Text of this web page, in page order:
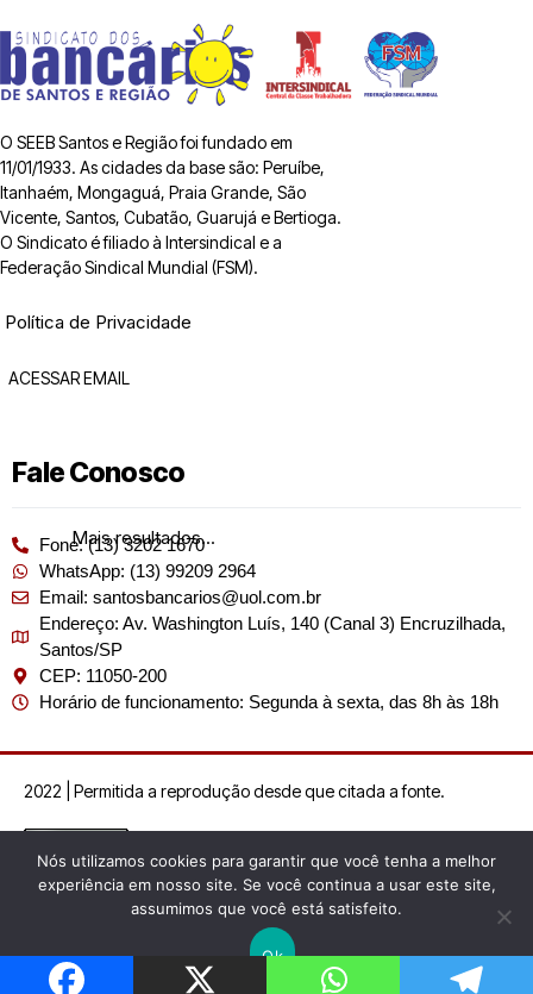
Mais resultados...
O SEEB Santos e Região foi fundado em
11/01/1933. As cidades da base são: Peruíbe,
Itanhaém, Mongaguá, Praia Grande, São
Vicente, Santos, Cubatão, Guarujá e Bertioga.
O Sindicato é filiado à Intersindical e a
Federação Sindical Mundial (FSM).
Política de Privacidade
ACESSAR EMAIL
Fale Conosco
Fone: (13) 3202 1670
WhatsApp: (13) 99209 2964
Email: santosbancarios@uol.com.br
Endereço: Av. Washington Luís, 140 (Canal 3) Encruzilhada,
Santos/SP
CEP: 11050-200
Horário de funcionamento: Segunda à sexta, das 8h às 18h
2022 | Permitida a reprodução desde que citada a fonte.
Nós utilizamos cookies para garantir que você tenha a melhor
experiência em nosso site. Se você continua a usar este site,
assumimos que você está satisfeito.
Ok